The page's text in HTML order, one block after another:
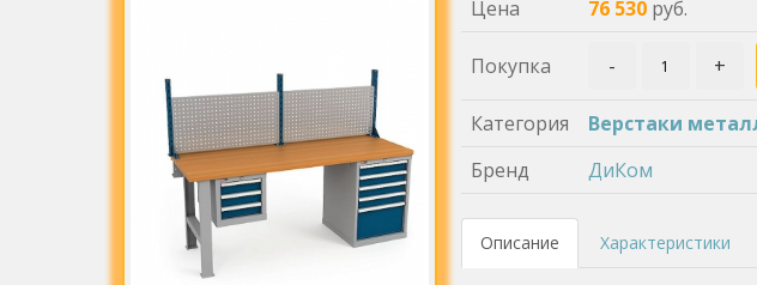
Цена 76 530руб.
Покупка - +
Категория
Верстаки
Бренд
ДиКом
Описание Характеристики